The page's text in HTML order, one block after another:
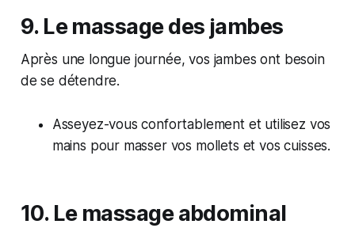
9. Le massage des jambes
Après une longue journée, vos jambes ont besoin
de se détendre.
Asseyez-vous confortablement et utilisez vos
mains pour masser vos mollets et vos cuisses.
10. Le massage abdominal